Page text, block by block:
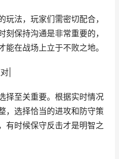
玩法，玩家们需密切配合，
保持沟通是非常重要的，
能在战场上立于不败之地。
|
择至关重要。根据实时情况
，选择恰当的进攻和防守策
有时候保守反击才是明智之